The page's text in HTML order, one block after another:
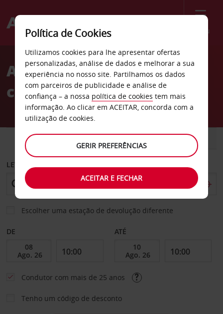
Menu
Welcome
AvisAluguer de
carros Amanzimtoti
CARRO COMERCIAIS
LEVANTAR EM
Escolher uma estação de devolução diferente
DE ATÉ
Condutor com mais de 25 anos
Tenho um código de desconto
Política de Cookies
Utilizamos cookies para lhe apresentar ofertas
personalizadas, análise de dados e melhorar a sua
experiência no nosso site. Partilhamos os dados
com parceiros de publicidade e análise de
confiança – a nossa política de cookies tem mais
informação. Ao clicar em ACEITAR, concorda com a
utilização de cookies.
GERIR PREFERÊNCIAS
ACEITAR E FECHAR